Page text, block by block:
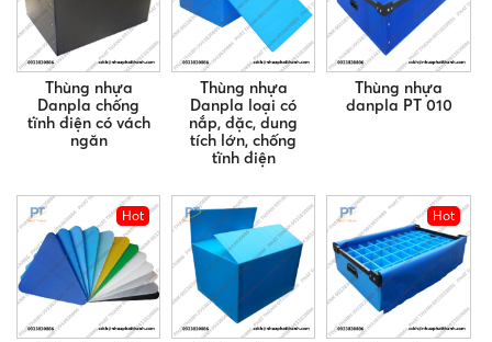
Thùng nhựa
Danpla chống
tĩnh điện có vách
ngăn
Thùng nhựa
Danpla loại có
nắp, đặc, dung
tích lớn, chống
tĩnh điện
Thùng nhựa
danpla PT 010
Hot Hot